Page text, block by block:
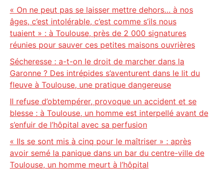
« On ne peut pas se laisser mettre dehors… à nos
âges, c’est intolérable, c’est comme s’ils nous
tuaient » : à Toulouse, près de 2 000 signatures
réunies pour sauver ces petites maisons ouvrières
Sécheresse : a-t-on le droit de marcher dans la
Garonne ? Des intrépides s’aventurent dans le lit du
fleuve à Toulouse, une pratique dangereuse
Il refuse d’obtempérer, provoque un accident et se
blesse : à Toulouse, un homme est interpellé avant de
s’enfuir de l’hôpital avec sa perfusion
« Ils se sont mis à cinq pour le maîtriser » : après
avoir semé la panique dans un bar du centre-ville de
Toulouse, un homme meurt à l’hôpital